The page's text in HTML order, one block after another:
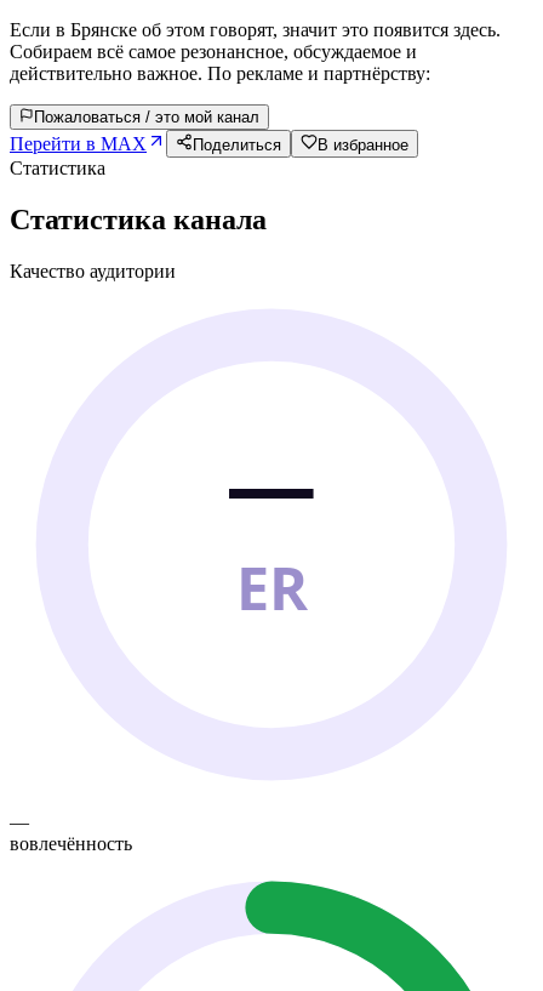
Если в Брянске об этом говорят, значит это появится здесь.
Собираем всё самое резонансное, обсуждаемое и
действительно важное. По рекламе и партнёрству:
Пожаловаться / это мой канал
Перейти в MAX Поделиться В избранное
Статистика
Статистика канала
Качество аудитории
—
ER
—
вовлечённость